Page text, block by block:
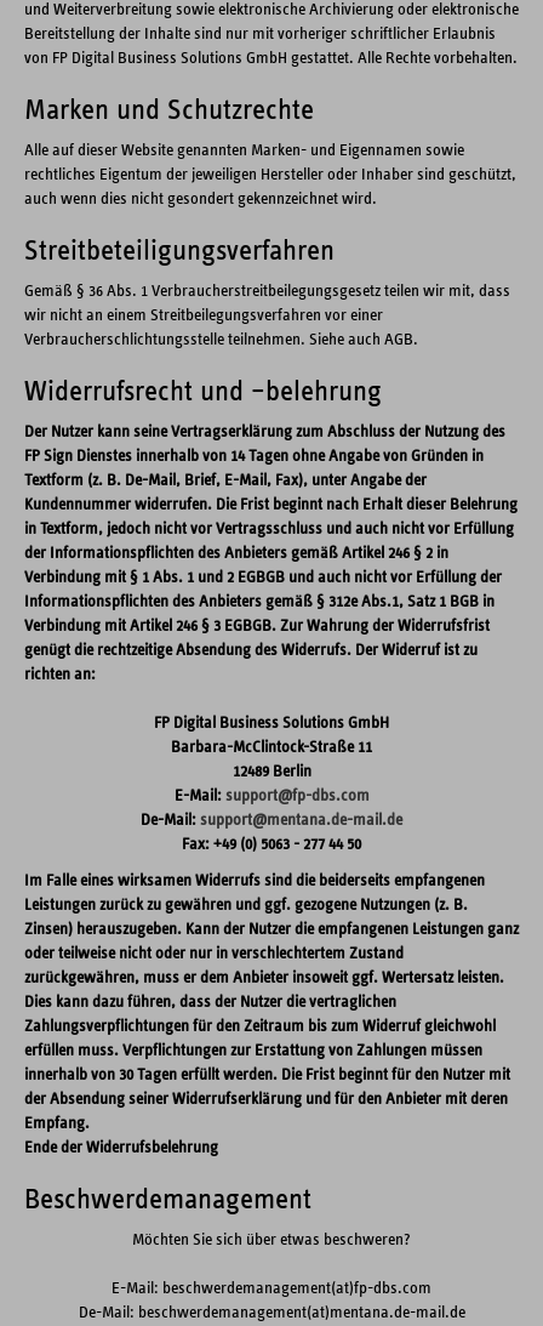
und Weiterverbreitung sowie elektronische Archivierung oder elektronische
Bereitstellung der Inhalte sind nur mit vorheriger schriftlicher Erlaubnis
von FP Digital Business Solutions GmbH gestattet. Alle Rechte vorbehalten.
Marken und Schutzrechte
Alle auf dieser Website genannten Marken- und Eigennamen sowie
rechtliches Eigentum der jeweiligen Hersteller oder Inhaber sind geschützt,
auch wenn dies nicht gesondert gekennzeichnet wird.
Streitbeteiligungsverfahren
Gemäß § 36 Abs. 1 Verbraucherstreitbeilegungsgesetz teilen wir mit, dass
wir nicht an einem Streitbeilegungsverfahren vor einer
Verbraucherschlichtungsstelle teilnehmen. Siehe auch AGB.
Widerrufsrecht und –belehrung
Der Nutzer kann seine Vertragserklärung zum Abschluss der Nutzung des
FP Sign Dienstes innerhalb von 14 Tagen ohne Angabe von Gründen in
Textform (z. B. De-Mail, Brief, E-Mail, Fax), unter Angabe der
Kundennummer widerrufen. Die Frist beginnt nach Erhalt dieser Belehrung
in Textform, jedoch nicht vor Vertragsschluss und auch nicht vor Erfüllung
der Informationspflichten des Anbieters gemäß Artikel 246 § 2 in
Verbindung mit § 1 Abs. 1 und 2 EGBGB und auch nicht vor Erfüllung der
Informationspflichten des Anbieters gemäß § 312e Abs.1, Satz 1 BGB in
Verbindung mit Artikel 246 § 3 EGBGB. Zur Wahrung der Widerrufsfrist
genügt die rechtzeitige Absendung des Widerrufs. Der Widerruf ist zu
richten an:
FP Digital Business Solutions GmbH
Barbara-McClintock-Straße 11
12489 Berlin
E-Mail: support@fp-dbs.com
De-Mail: support@mentana.de-mail.de
Fax: +49 (0) 5063 - 277 44 50
Im Falle eines wirksamen Widerrufs sind die beiderseits empfangenen
Leistungen zurück zu gewähren und ggf. gezogene Nutzungen (z. B.
Zinsen) herauszugeben. Kann der Nutzer die empfangenen Leistungen ganz
oder teilweise nicht oder nur in verschlechtertem Zustand
zurückgewähren, muss er dem Anbieter insoweit ggf. Wertersatz leisten.
Dies kann dazu führen, dass der Nutzer die vertraglichen
Zahlungsverpflichtungen für den Zeitraum bis zum Widerruf gleichwohl
erfüllen muss. Verpflichtungen zur Erstattung von Zahlungen müssen
innerhalb von 30 Tagen erfüllt werden. Die Frist beginnt für den Nutzer mit
der Absendung seiner Widerrufserklärung und für den Anbieter mit deren
Empfang.
Ende der Widerrufsbelehrung
Beschwerdemanagement
Möchten Sie sich über etwas beschweren?
E-Mail: beschwerdemanagement(at)fp-dbs.com
De-Mail: beschwerdemanagement(at)mentana.de-mail.de